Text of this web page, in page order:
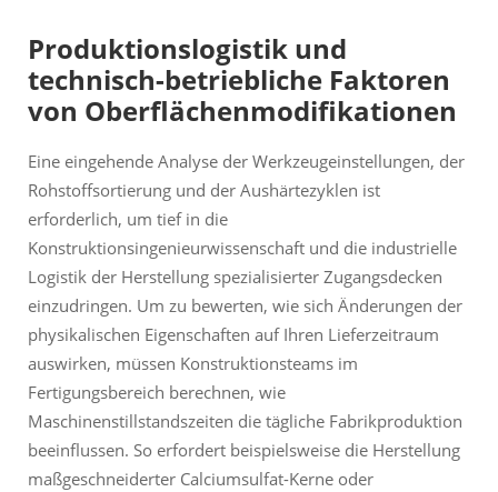
Produktionslogistik und
technisch-betriebliche Faktoren
von Oberflächenmodifikationen
Eine eingehende Analyse der Werkzeugeinstellungen, der
Rohstoffsortierung und der Aushärtezyklen ist
erforderlich, um tief in die
Konstruktionsingenieurwissenschaft und die industrielle
Logistik der Herstellung spezialisierter Zugangsdecken
einzudringen. Um zu bewerten, wie sich Änderungen der
physikalischen Eigenschaften auf Ihren Lieferzeitraum
auswirken, müssen Konstruktionsteams im
Fertigungsbereich berechnen, wie
Maschinenstillstandszeiten die tägliche Fabrikproduktion
beeinflussen. So erfordert beispielsweise die Herstellung
maßgeschneiderter Calciumsulfat-Kerne oder